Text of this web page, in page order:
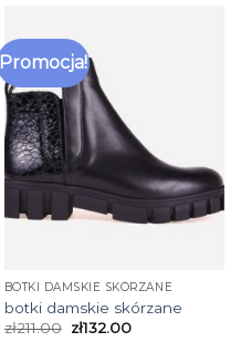
Promocja!
BOTKI DAMSKIE SKÓRZANE
botki damskie skórzane
zł211.00 zł132.00